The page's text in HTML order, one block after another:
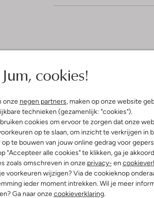
Jum, cookies!
onze negen partners, maken op onze website
technieken (gezamenlijk: "cookies").
cookies om ervoor te zorgen dat onze
op te slaan, om inzicht te verkrijgen in
op te bouwen van jouw online gedrag voor
"Accepteer alle cookies" te klikken, ga je
zoals omschreven in onze privacy- en
voorkeuren wijzigen? Via de cookieknop
ieder moment intrekken. Wil je meer
Ga naar onzecookieverklaring.